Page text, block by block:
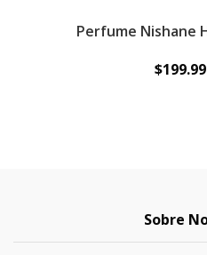
Perfume Nishane
Sobre